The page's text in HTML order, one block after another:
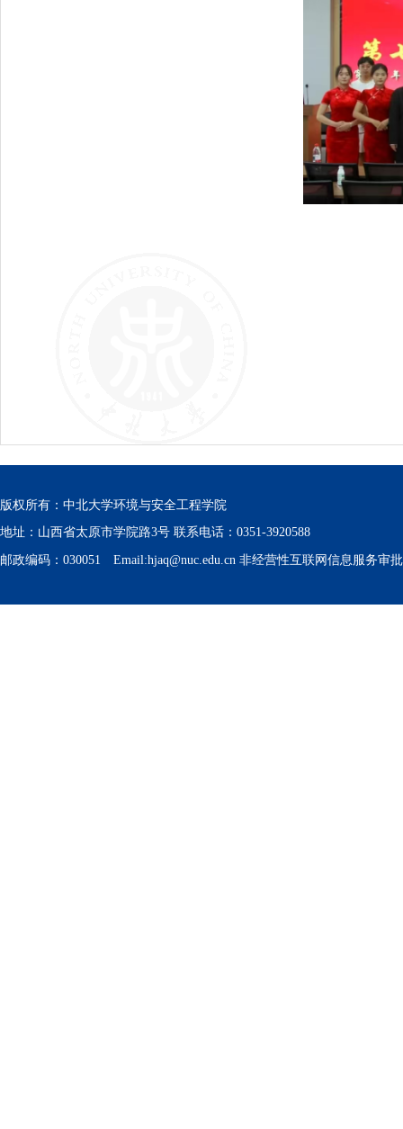
版权所有：中北大学环境与安全工程学院
地址：山西省太原市学院路3号 联系电话：0351-3920588
邮政编码：030051 Email:hjaq@nuc.edu.cn 非经营性互联网信息服务审